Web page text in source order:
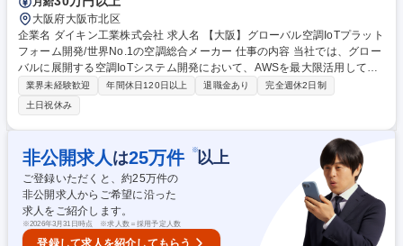
大阪府大阪市北区
企業名 ダイキン工業株式会社 求人名 【大阪】グローバル空調IoTプラット
フォーム開発/世界No.1の空調総合メーカー 仕事の内容 当社では、グロー
バルに展開する空調IoTシステム開発において、AWSを最大限活用してク
ラウドプラットフォームの構築と、マルチクラウド対応のコンテナ型サー
ビスコンポーネント開発に携わっていただきます。 【業務詳細】■API開
発、クラウドプラットフォーム構築、サービスコンポーネント開発に必要
な技術選定、評価、技術検証を担当していただきます。■AWSを活用した
運用検討、インフラのコード化、自動テスト、CI/CDパイプラインの構築
も担っていただく予定です。 【ポジション・立場】■経験により設計/開発
チームのメンバーからプロジェクトリーダーまで幅広く検討させて頂きま
す。 募集職種 【大阪】グローバル空調IoTプラットフォーム開発/世界No.
1の空調総合メーカー
業界未経験歓迎 年間休日120日以上 退職金あり
完全週休2日制
土日祝休み
非公開求人 は25万件 ※以上
ご登録いただくと、約25万件の
非公開求人からご希望に沿った
求人をご紹介します。
※2026年3月31日時点 ※求人数＝採用予定人数
登録して求人を紹介してもらう